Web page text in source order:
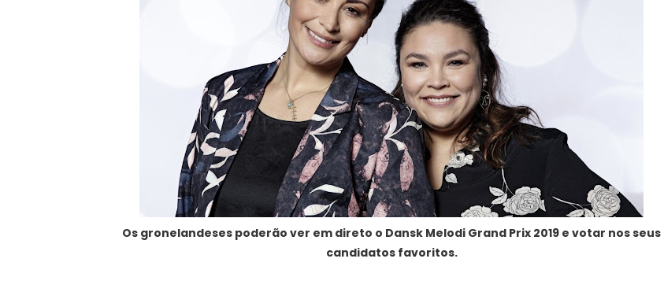
Os gronelandeses poderão ver em direto o Dansk Melodi Grand Prix 2019 e votar nos seus
candidatos favoritos.